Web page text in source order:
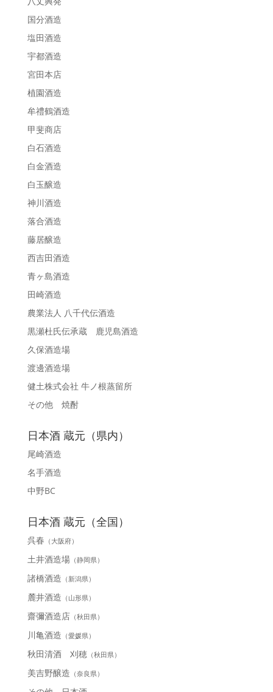
国分酒造
塩田酒造
宇都酒造
宮田本店
植園酒造
牟禮鶴酒造
甲斐商店
白石酒造
白金酒造
白玉醸造
神川酒造
落合酒造
藤居醸造
西吉田酒造
青ヶ島酒造
田崎酒造
農業法人 八千代伝酒造
黒瀬杜氏伝承蔵 鹿児島酒造
久保酒造場
渡邊酒造場
健土株式会社 牛ノ根蒸留所
その他 焼酎
日本酒 蔵元（県内）
尾崎酒造
名手酒造
中野BC
日本酒 蔵元（全国）
呉春 （大阪府）
土井酒造場（静岡県）
諸橋酒造 （新潟県）
麓井酒造 （山形県）
齋彌酒造店（秋田県）
川亀酒造 （愛媛県）
秋田清酒 刈穂（秋田県）
美吉野醸造 （奈良県）